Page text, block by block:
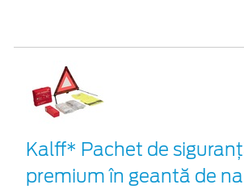
Kalff* Pachet de
premium în geantă de